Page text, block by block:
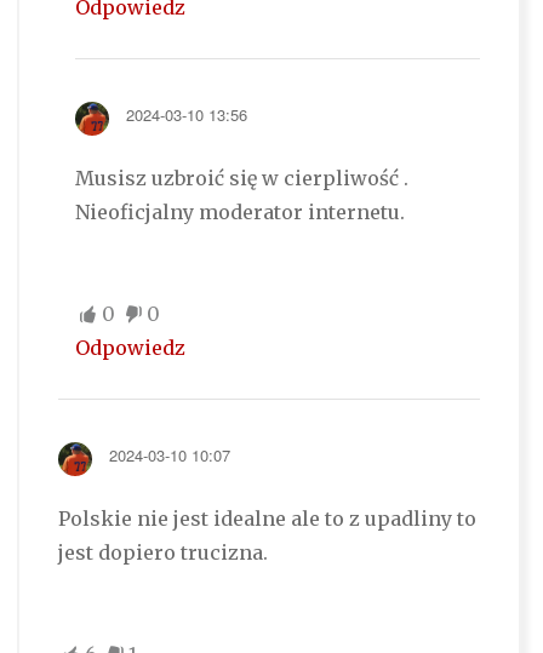
Odpowiedz
2024-03-10 13:56
Musisz uzbroić się w cierpliwość .
Nieoficjalny moderator internetu.
0
0
Odpowiedz
2024-03-10 10:07
Polskie nie jest idealne ale to z upadliny to
jest dopiero trucizna.